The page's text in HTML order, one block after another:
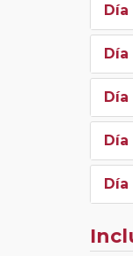
Día
Día
Día
Día
Día